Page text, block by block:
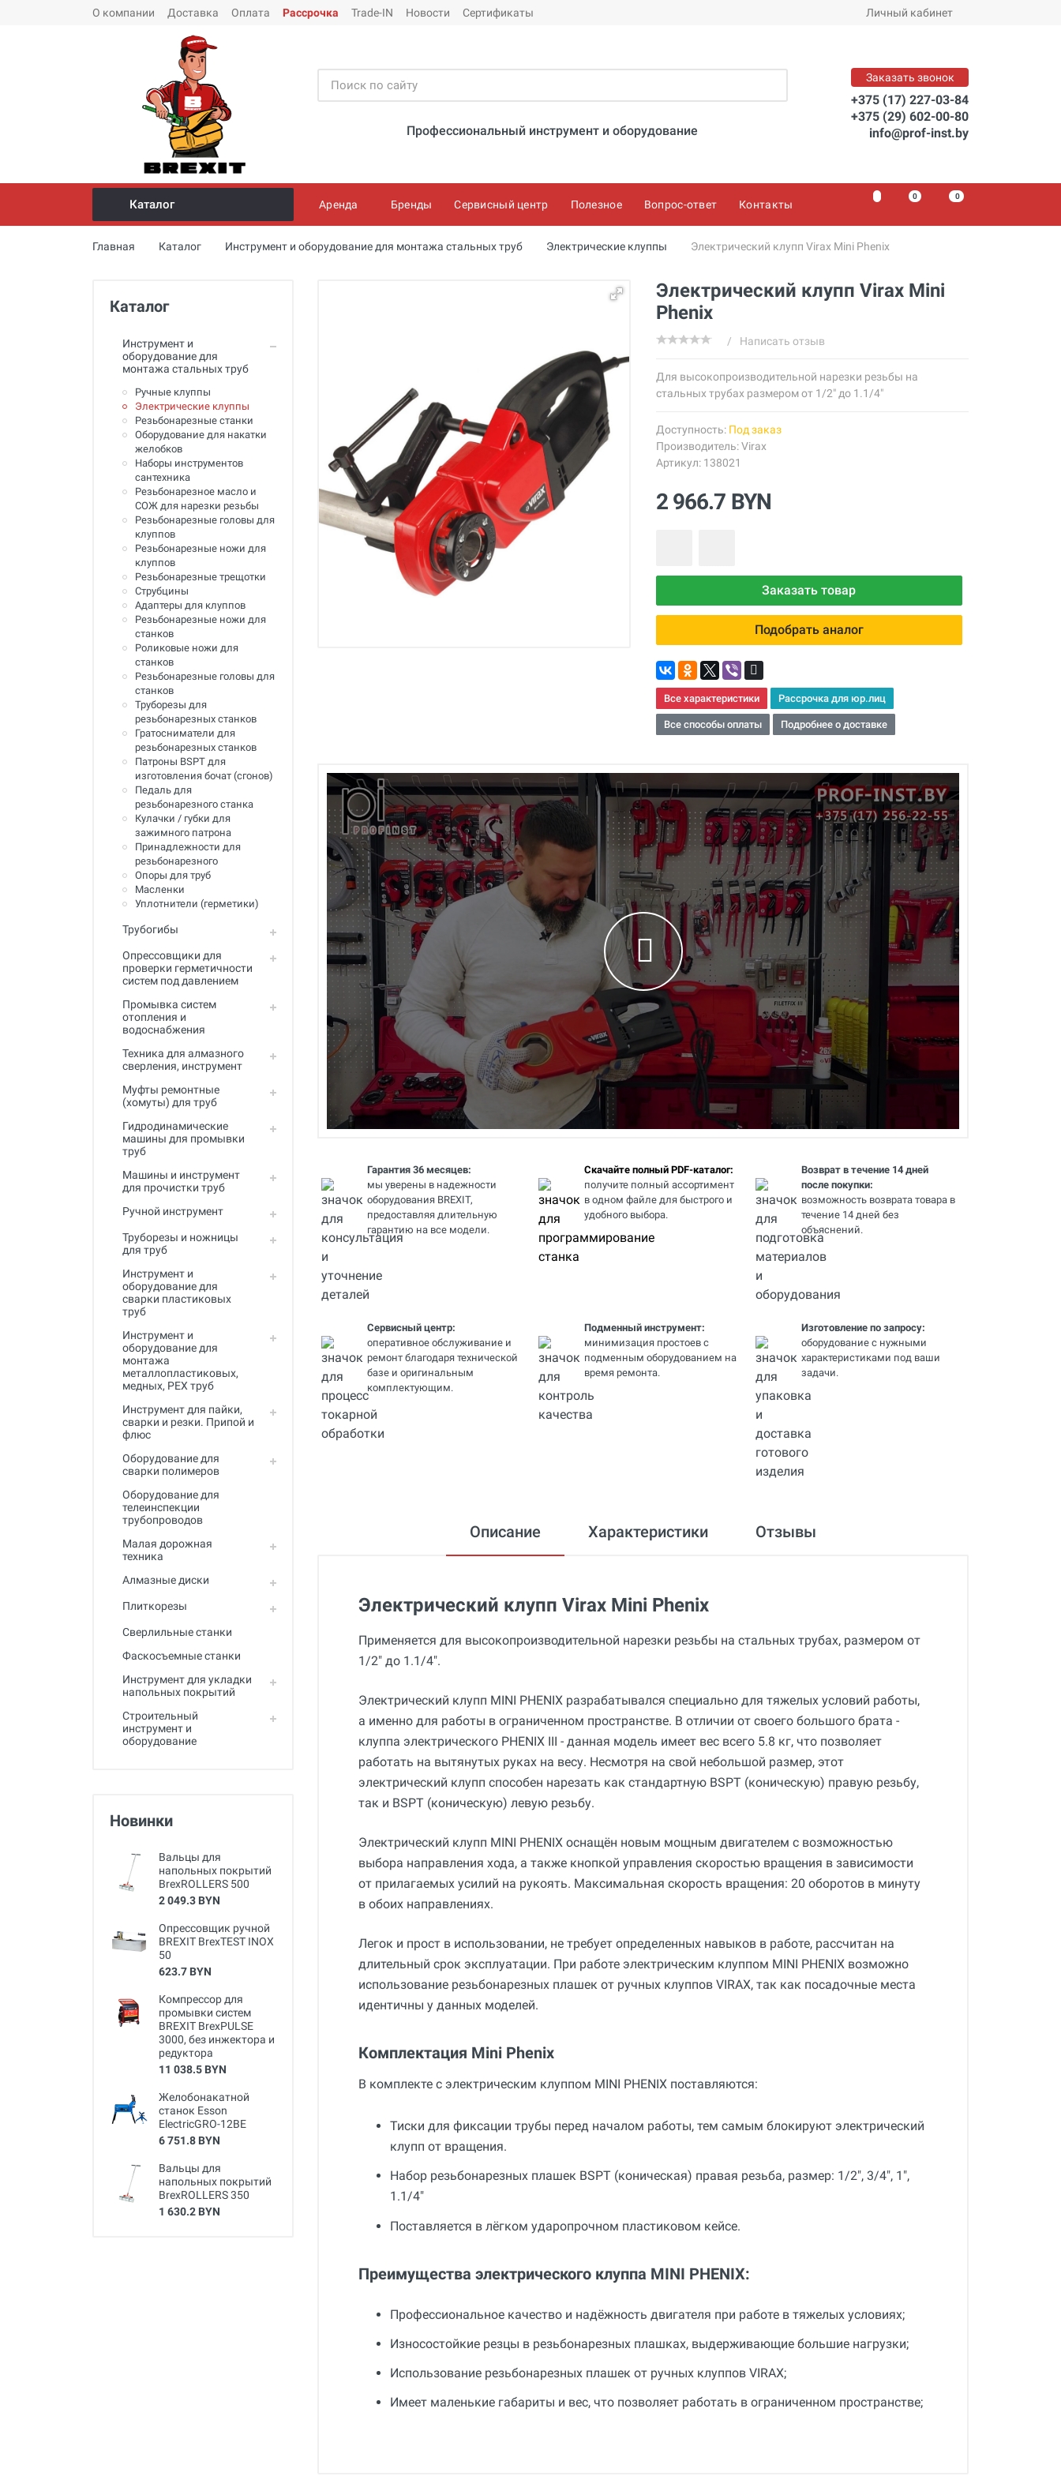
О компании Доставка Оплата Рассрочка Trade-IN Новости Сертификаты Личный кабинет
Профессиональный инструмент и оборудование
Заказать звонок
+375 (17) 227-03-84
+375 (29) 602-00-80
info@prof-inst.by
Инструмент и оборудование для
монтажа стальных труб
Опрессовщики для проверки
Промывка систем отопления и
водоснабжения
Техника для алмазного
сверления, инструмент
Муфты ремонтные (хомуты) для
Гидродинамические машины
для промывки труб
Машины и инструмент для
прочистки труб
Ручной инструмент
Труборезы и ножницы для труб
Инструмент и оборудование для
сварки пластиковых труб
Инструмент и оборудование для
монтажа металлопластиковых,
медных, PEX труб
Инструмент для пайки, сварки и
резки. Припой и флюс
Оборудование для сварки
полимеров
Оборудование для
телеинспекции трубопроводов
Малая дорожная техника
Алмазные диски
Плиткорезы
Сверлильные станки
Фаскосъемные станки
Инструмент для укладки
напольных покрытий
Строительный инструмент и
оборудование
Полный каталог
Каталог Аренда Бренды Сервисный центр Полезное Вопрос-ответ Контакты
0 00
Главная Каталог Инструмент и оборудование для монтажа стальных труб Электрические клуппы Электрический клупп Virax Mini Phenix
Каталог
Инструмент и
оборудование для
монтажа стальных труб
Ручные клуппы
Электрические клуппы
Резьбонарезные станки
Оборудование для накатки
желобков
Наборы инструментов
сантехника
Резьбонарезное масло и
СОЖ для нарезки резьбы
Резьбонарезные головы для
клуппов
Резьбонарезные ножи для
клуппов
Резьбонарезные трещотки
Струбцины
Адаптеры для клуппов
Резьбонарезные ножи для
станков
Роликовые ножи для
станков
Резьбонарезные головы для
станков
Труборезы для
резьбонарезных станков
Гратосниматели для
резьбонарезных станков
Патроны BSPT для
изготовления бочат (сгонов)
Педаль для
резьбонарезного станка
Кулачки / губки для
зажимного патрона
Принадлежности для
резьбонарезного
Опоры для труб
Масленки
Уплотнители (герметики)
Трубогибы
Опрессовщики для
проверки герметичности
систем под давлением
Промывка систем
отопления и
водоснабжения
Техника для алмазного
сверления, инструмент
Муфты ремонтные
(хомуты) для труб
Гидродинамические
машины для промывки
труб
Машины и инструмент
для прочистки труб
Ручной инструмент
Труборезы и ножницы
для труб
Инструмент и
оборудование для
сварки пластиковых
труб
Инструмент и
оборудование для
монтажа
металлопластиковых,
медных, PEX труб
Инструмент для пайки,
сварки и резки. Припой и
флюс
Оборудование для
сварки полимеров
Оборудование для
телеинспекции
трубопроводов
Малая дорожная
техника
Алмазные диски
Плиткорезы
Сверлильные станки
Фаскосъемные станки
Инструмент для укладки
напольных покрытий
Строительный
инструмент и
оборудование
Новинки
Вальцы для
напольных покрытий
BrexROLLERS 500
2 049.3 BYN
Опрессовщик ручной
BREXIT BrexTEST INOX
50
623.7 BYN
Компрессор для
промывки систем
BREXIT BrexPULSE
3000, без инжектора и
редуктора
11 038.5 BYN
Желобонакатной
станок Esson
ElectricGRO-12BE
6 751.8 BYN
Вальцы для
напольных покрытий
BrexROLLERS 350
1 630.2 BYN
Электрический клупп Virax Mini
Phenix
/ Написать отзыв
Для высокопроизводительной нарезки резьбы на
стальных трубах размером от 1/2" до 1.1/4"
Доступность: Под заказ
Производитель:Virax
Артикул: 138021
2 966.7 BYN
Заказать товар
Подобрать аналог
Все характеристики Рассрочка для юр.лиц
Все способы оплаты Подробнее о доставке
Гарантия 36 месяцев:
мы уверены в надежности
оборудования BREXIT,
предоставляя длительную
гарантию на все модели.
Скачайте полный PDF-каталог:
получите полный ассортимент
в одном файле для быстрого и
удобного выбора.
Возврат в течение 14 дней
после покупки:
возможность возврата товара в
течение 14 дней без
объяснений.
Сервисный центр:
оперативное обслуживание и
ремонт благодаря технической
базе и оригинальным
комплектующим.
Подменный инструмент:
минимизация простоев с
подменным оборудованием на
время ремонта.
Изготовление по запросу:
оборудование с нужными
характеристиками под ваши
задачи.
Описание Характеристики Отзывы
Электрический клупп Virax Mini Phenix
Применяется для высокопроизводительной нарезки резьбы на стальных трубах, размером от
1/2" до 1.1/4".
Электрический клупп MINI PHENIX разрабатывался специально для тяжелых условий работы,
а именно для работы в ограниченном пространстве. В отличии от своего большого брата -
клуппа электрического PHENIX III - данная модель имеет вес всего 5.8 кг, что позволяет
работать на вытянутых руках на весу. Несмотря на свой небольшой размер, этот
электрический клупп способен нарезать как стандартную BSPT (коническую) правую резьбу,
так и BSPT (коническую) левую резьбу.
Электрический клупп MINI PHENIX оснащён новым мощным двигателем с возможностью
выбора направления хода, а также кнопкой управления скоростью вращения в зависимости
от прилагаемых усилий на рукоять. Максимальная скорость вращения: 20 оборотов в минуту
в обоих направлениях.
Легок и прост в использовании, не требует определенных навыков в работе, рассчитан на
длительный срок эксплуатации. При работе электрическим клуппом MINI PHENIX возможно
использование резьбонарезных плашек от ручных клуппов VIRAX, так как посадочные места
идентичны у данных моделей.
Комплектация Mini Phenix
В комплекте с электрическим клуппом MINI PHENIX поставляются:
Тиски для фиксации трубы перед началом работы, тем самым блокируют электрический
клупп от вращения.
Набор резьбонарезных плашек BSPT (коническая) правая резьба, размер: 1/2", 3/4", 1",
1.1/4"
Поставляется в лёгком ударопрочном пластиковом кейсе.
Преимущества электрического клуппа MINI PHENIX:
Профессиональное качество и надёжность двигателя при работе в тяжелых условиях;
Износостойкие резцы в резьбонарезных плашках, выдерживающие большие нагрузки;
Использование резьбонарезных плашек от ручных клуппов VIRAX;
Имеет маленькие габариты и вес, что позволяет работать в ограниченном пространстве;